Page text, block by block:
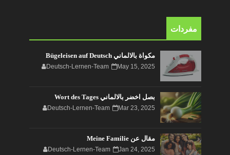
مفردات
مكواة بالالماني Bügeleisen auf Deutsch
Deutsch-Lernen-Team May 15, 2025
بصل اخضر بالالماني Wort des Tages
Deutsch-Lernen-Team Mar 23, 2025
مقال عن Meine Familie
Deutsch-Lernen-Team Jan 24, 2025